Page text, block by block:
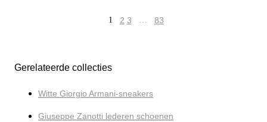
1 2 3 … 83
Gerelateerde collecties
Witte Giorgio Armani-sneakers
Giuseppe Zanotti lederen schoenen